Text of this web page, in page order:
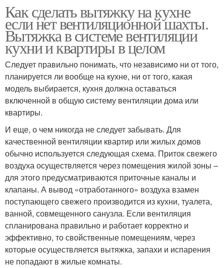
Как сделать вытяжку на кухне
если нет вентиляционной шахты.
Вытяжка в системе вентиляции
кухни и квартиры в целом
Следует правильно понимать, что независимо ни от того,
планируется ли вообще на кухне, ни от того, какая
модель выбирается, кухня должна оставаться
включенной в общую систему вентиляции дома или
квартиры.
И еще, о чем никогда не следует забывать. Для
качественной вентиляции квартир или жилых домов
обычно используется следующая схема. Приток свежего
воздуха осуществляется через помещения жилой зоны –
для этого предусматриваются приточные каналы и
клапаны. А вывод «отработанного» воздуха взамен
поступающего свежего производится из кухни, туалета,
ванной, совмещенного санузла. Если вентиляция
спланирована правильно и работает корректно и
эффективно, то свойственные помещениям, через
которые осуществляется вытяжка, запахи и испарения
не попадают в жилые комнаты.